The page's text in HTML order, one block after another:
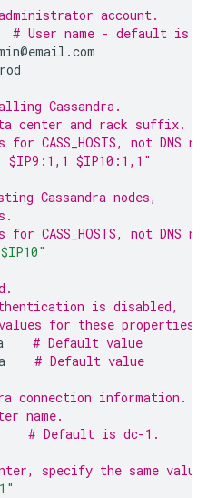
account.
# User name - default is
@email .com
Cassandra.
center and rack suffix.
CASS_HOSTS, not DNS
$IP9:1,1 $IP10:1,1"
Cassandra nodes,
CASS_HOSTS, not DNS
is disabled,
for these properties.
# Default value
# Default value
connection information.
name.
# Default is dc-1.
specify the same value as